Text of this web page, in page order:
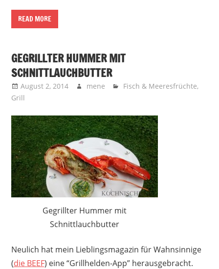
READ MORE
GEGRILLTER HUMMER MIT
SCHNITTLAUCHBUTTER
August 2, 2014 mene Fisch & Meeresfrüchte,
Grill
Gegrillter Hummer mit
Schnittlauchbutter
Neulich hat mein Lieblingsmagazin für Wahnsinnige
(die BEEF) eine “Grillhelden-App” herausgebracht.